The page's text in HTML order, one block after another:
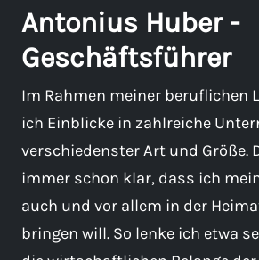
Antonius Huber -
Geschäftsführer
Im Rahmen meiner beruflichen
ich Einblicke in zahlreiche
verschiedenster Art und Größe.
immer schon klar, dass ich
auch und vor allem in der
bringen will. So lenke ich etwa